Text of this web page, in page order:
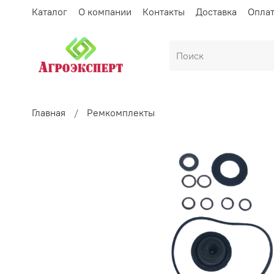
Каталог О компании Контакты Доставка
Главная Ремкомплекты